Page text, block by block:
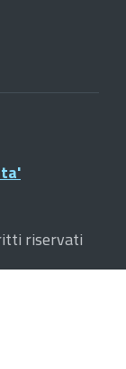
riservati